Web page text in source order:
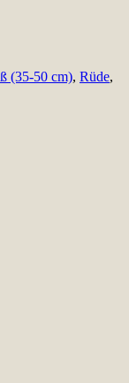
(35-50 cm), Rüde,